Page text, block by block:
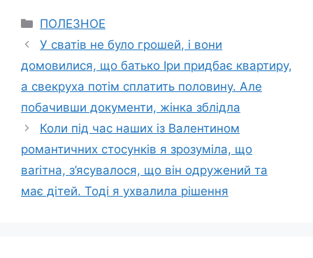
Categories
ПОЛЕЗНОЕ
У сватів не було грошей, і вони
домовилися, що батько Іри придбає квартиру,
а свекруха потім сплатить половину. Але
побачивши документи, жінка зблідла
Коли під час наших із Валентином
романтичних стосунків я зрозуміла, що
ваrітна, з’ясувалося, що він одружений та
має дітей. Тоді я ухвалила рішення